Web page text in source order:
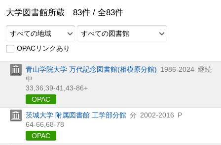
大学図書館所蔵 83件 / 全83件
すべての地域
すべての図書館
OPACリンクあり
青山学院大学 万代記念図書館(相模原分館) 1986-2024 継続
中
33, 36, 39-41, 43-86+
OPAC
茨城大学 附属図書館 工学部分館 分 2002-2016 P
64-66, 68-78
OPAC